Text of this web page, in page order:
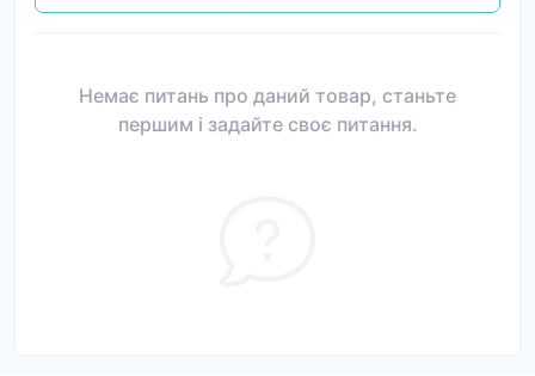
Немає питань про даний товар, станьте
першим і задайте своє питання.